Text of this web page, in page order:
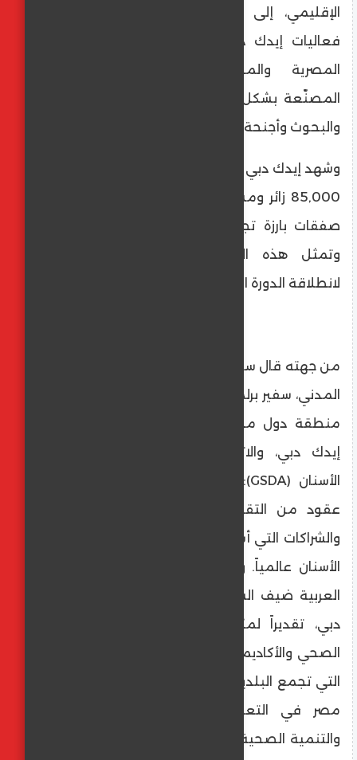
الإقليمي، إلى جانب مشاركتها الدائمة في
فعاليات إيدك دبي، حيث أسهمت الجامعات
المصرية والمؤسسات الطبية والشركات
المصنّعة بشكل فاعل في الجلسات العلمية
والبحوث وأجنحة المعرض.
وشهد إيدك دبي العام الماضي مشاركة أكثر من
وتمثل هذه الأرقام أساساً يمهّد الطريق
لانطلاقة الدورة الثلاثين.
من جهته قال سعادة السفير الدكتور عبدالسلام
المدني، سفير برلمان البحر الأبيض المتوسط في
منطقة دول مجلس التعاون الخليجي، رئيس
إيدك دبي، والاتحاد العلمي العالمي لطب
الأسنان (GSDA): "تجسّد الدورة الثلاثون ثلاثة
عقود من التقدّم العلمي والتعاون الدولي
والشراكات التي أسهمت في الارتقاء بمهنة طب
الأسنان عالمياً. ويسعدنا اختيار جمهورية مصر
العربية ضيف الشرف للدورة الثلاثين من إيدك
دبي، تقديراً لمكانتها المرموقة في القطاع
الصحي والأكاديمي، وتجسيداً للعلاقات الوثيقة
التي تجمع البلدين. ونتطلع إلى إبراز مساهمات
مصر في التعليم الطبي والبحث العلمي
والتنمية الصحية من خلال حضورها المميّز في